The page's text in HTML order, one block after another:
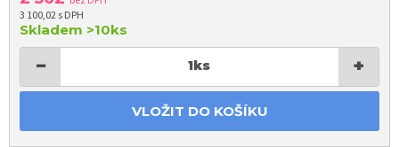
3 100,02 s DPH
Skladem >10ks
− 1ks +
VLOŽIT DO KOŠÍKU